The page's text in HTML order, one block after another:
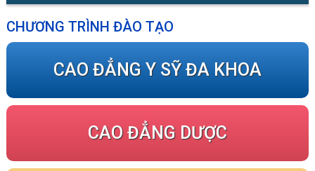
CHƯƠNG TRÌNH ĐÀO TẠO
CAO ĐẲNG Y SỸ ĐA KHOA
CAO ĐẲNG DƯỢC